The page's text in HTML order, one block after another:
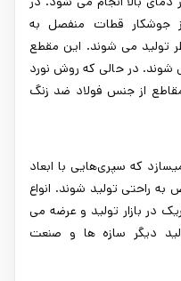
جوشکار قطات منفصل به
می شوند. این مقطع
در حالی که روش نورد
از جنس فولاد ضد زنگ
که سپری‌هایی با ابعاد
به راحتی تولید شوند. انواع
در بازار تولید و عرضه می
دیگر سازه ها و صنعت